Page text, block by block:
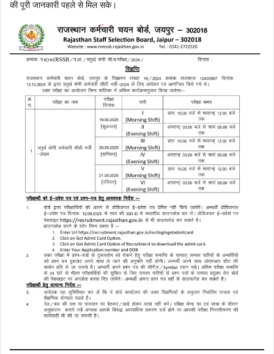
की पूरी जानकारी पहले से मिल सके।